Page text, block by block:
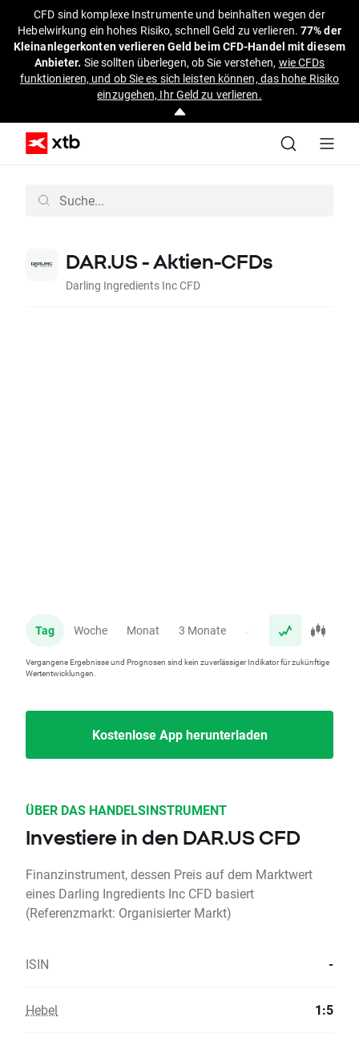
CFD sind komplexe Instrumente und beinhalten wegen der
Hebelwirkung ein hohes Risiko, schnell Geld zu verlieren.77% der
Kleinanlegerkonten verlieren Geld beim CFD-Handel mit diesem
Anbieter. Sie sollten überlegen, ob Sie verstehen, wie CFDs
funktionieren, und ob Sie es sich leisten können, das hohe Risiko
einzugehen, Ihr Geld zu verlieren.
DAR.US - Aktien-CFDs
Darling Ingredients Inc CFD
Tag Woche Monat 3 Monate Jahr
Vergangene Ergebnisse und Prognosen sind kein zuverlässiger Indikator für zukünftige
Wertentwicklungen.
Kostenlose App herunterladen
ÜBER DAS HANDELSINSTRUMENT
Investiere in den DAR.US CFD
Finanzinstrument, dessen Preis auf dem Marktwert
eines Darling Ingredients Inc CFD basiert
(Referenzmarkt: Organisierter Markt)
ISIN -
Hebel 1:5